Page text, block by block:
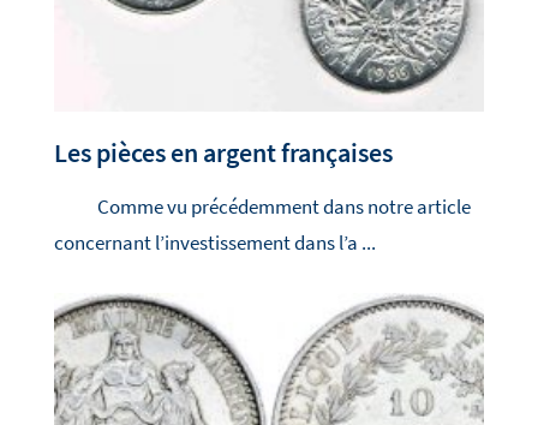
Les pièces en argent françaises
Comme vu précédemment dans notre article
concernant l’investissement dans l’a ...